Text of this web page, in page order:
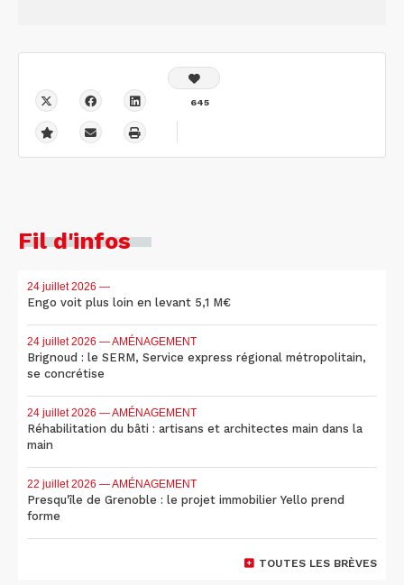
645
Fil d'infos
24 juillet 2026 —
Engo voit plus loin en levant 5,1 M€
24 juillet 2026 — AMÉNAGEMENT
Brignoud : le SERM, Service express régional métropolitain,
se concrétise
24 juillet 2026 — AMÉNAGEMENT
Réhabilitation du bâti : artisans et architectes main dans la
main
22 juillet 2026 — AMÉNAGEMENT
Presqu'île de Grenoble : le projet immobilier Yello prend
forme
TOUTES LES BRÈVES